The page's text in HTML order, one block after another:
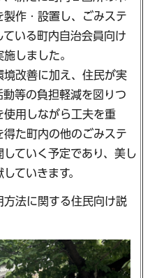
製作・設置し、ごみステ
ている町内自治会員向け
しました。
境改善に加え、住民が実
等の負担軽減を図りつ
使用しながら工夫を重
得た町内の他のごみステ
していく予定であり、美し
ていきます。
方法に関する住民向け説